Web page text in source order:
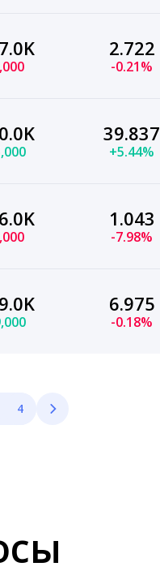
2.722
-0.21%
39.837
+5.44%
1.043
-7.98%
6.975
-0.18%
4